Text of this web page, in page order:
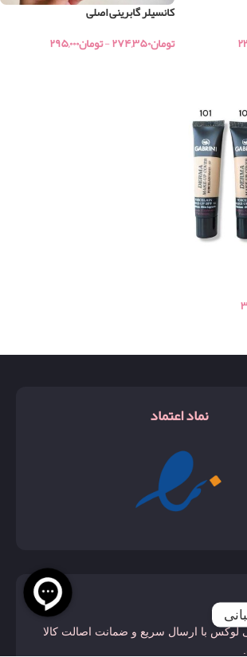
کانسیلر گابرینی اصلی
تومان۲۷۴,۳۵۰-تومان۲۹۵,۰۰۰
نماد اعتماد
لوکس با ارسال سریع و ضمانت اصالت کالا